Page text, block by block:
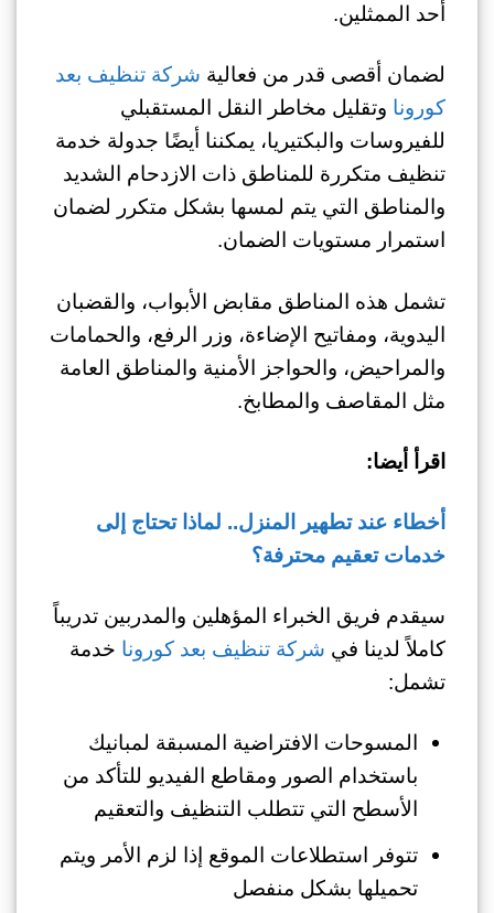
أحد الممثلين.
لضمان أقصى قدر من فعالية شركة تنظيف بعد
كورونا وتقليل مخاطر النقل المستقبلي
للفيروسات والبكتيريا، يمكننا أيضًا جدولة خدمة
تنظيف متكررة للمناطق ذات الازدحام الشديد
والمناطق التي يتم لمسها بشكل متكرر لضمان
استمرار مستويات الضمان.
تشمل هذه المناطق مقابض الأبواب، والقضبان
اليدوية، ومفاتيح الإضاءة، وزر الرفع، والحمامات
والمراحيض، والحواجز الأمنية والمناطق العامة
مثل المقاصف والمطابخ.
اقرأ أيضا:
أخطاء عند تطهير المنزل.. لماذا تحتاج إلى
خدمات تعقيم محترفة؟
سيقدم فريق الخبراء المؤهلين والمدربين تدريباً
كاملاً لدينا في شركة تنظيف بعد كورونا خدمة
تشمل:
المسوحات الافتراضية المسبقة لمبانيك
باستخدام الصور ومقاطع الفيديو للتأكد من
الأسطح التي تتطلب التنظيف والتعقيم
تتوفر استطلاعات الموقع إذا لزم الأمر ويتم
تحميلها بشكل منفصل